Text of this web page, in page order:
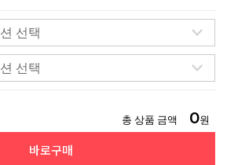
총 상품 금액 0원
바로구매